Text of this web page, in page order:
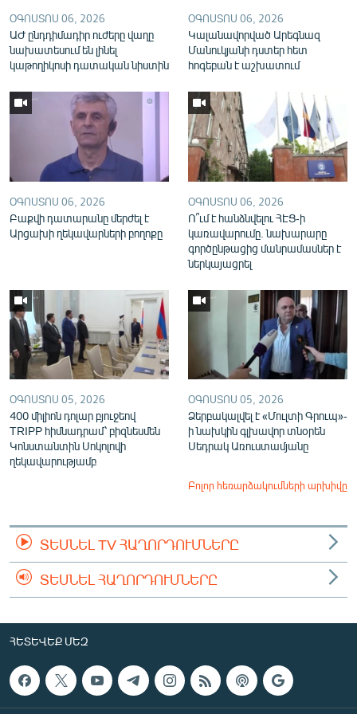
English
Русский
ՕԳՈՍՏՈՍ 06, 2026
ԱԺ ընդդիմադիր ուժերը վաղը
նախատեսում են լինել
կաթողիկոսի դատական նիստին
ՕԳՈՍՏՈՍ 06, 2026
Կալանավորված Արեգնազ
Մանուկյանի դստեր հետ
հոգեբան է աշխատում
ՕԳՈՍՏՈՍ 06, 2026
Բաքվի դատարանը մերժել է
Արցախի ղեկավարների բողոքը
ՕԳՈՍՏՈՍ 06, 2026
Ո՞ւմ է հանձնվելու ՀԷՑ-ի
կառավարումը. նախարարը
գործընթացից մանրամասներ է
ներկայացրել
ՕԳՈՍՏՈՍ 05, 2026
400 միլիոն դոլար բյուջեով
TRIPP հիմնադրամ՝ բիզնեսմեն
Կոնստանտին Սոկոլովի
ղեկավարությամբ
ՕԳՈՍՏՈՍ 05, 2026
Ձերբակալվել է «Մուլտի Գրուպ»-
ի նախկին գլխավոր տնօրեն
Սեդրակ Առուստամյանը
Բոլոր հեռարձակումների արխիվը
ՏԵՍՆԵԼ TV ՀԱՂՈՐԴՈՒՄՆԵՐԸ
ՏԵՍՆԵԼ ՀԱՂՈՐԴՈՒՄՆԵՐԸ
ՀԵՏԵՎԵՔ ՄԵԶ